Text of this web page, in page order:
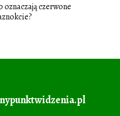
oznaczają czerwone